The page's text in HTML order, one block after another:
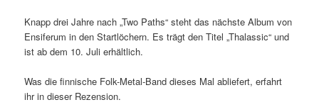
Knapp drei Jahre nach „Two Paths“ steht das nächste Album von
Ensiferum in den Startlöchern. Es trägt den Titel „Thalassic“ und
ist ab dem 10. Juli erhältlich.
Was die finnische Folk-Metal-Band dieses Mal abliefert, erfahrt
ihr in dieser Rezension.